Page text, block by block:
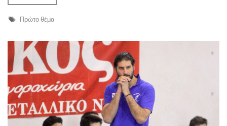
Πρώτο θέμα